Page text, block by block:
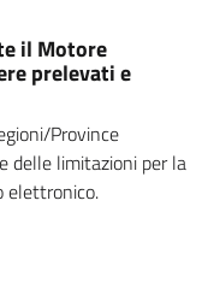
il Motore
prelevati e
Province
delle limitazioni per la
elettronico.